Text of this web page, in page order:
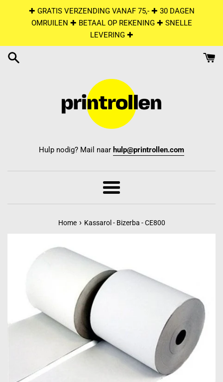
✚ GRATIS VERZENDING VANAF 75,- ✚ 30 DAGEN
OMRUILEN ✚ BETAAL OP REKENING ✚ SNELLE
LEVERING ✚
Hulp nodig? Mail naar hulp@printrollen.com
Menu
Home › Kassarol - Bizerba - CE800